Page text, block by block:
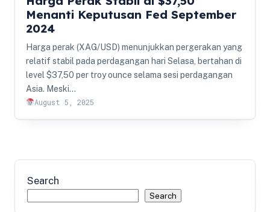
Menanti Keputusan Fed September
2024
Harga perak (XAG/USD) menunjukkan pergerakan yang
relatif stabil pada perdagangan hari Selasa, bertahan di
level $37,50 per troy ounce selama sesi perdagangan
Asia. Meski…
August 5, 2025
Search
Search